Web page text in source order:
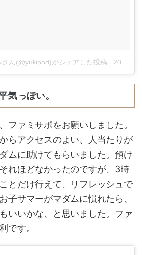
さん(@yukipod)がシェアした投稿 - 2017 11月 8 5:17午前 PST
気っぽい。
ファミサポをお願いしました。
らアクセスのよい、人当たりが
ムに助けてもらいました。預け
れほどなかったのですが、3時
とだけ行えて、リフレッシュで
子サマーがマダムに慣れたら、
いいかな、と思いました。ファ
です。